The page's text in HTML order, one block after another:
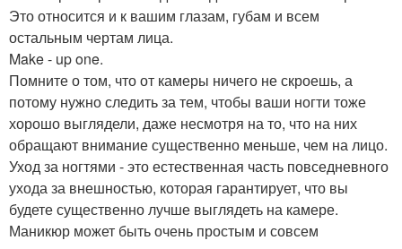
Это относится и к вашим глазам, губам и всем
остальным чертам лица.
Make - up one.
Помните о том, что от камеры ничего не скроешь, а
потому нужно следить за тем, чтобы ваши ногти тоже
хорошо выглядели, даже несмотря на то, что на них
обращают внимание существенно меньше, чем на лицо.
Уход за ногтями - это естественная часть повседневного
ухода за внешностью, которая гарантирует, что вы
будете существенно лучше выглядеть на камере.
Маникюр может быть очень простым и совсем